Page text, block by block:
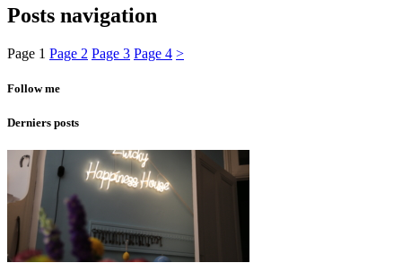
Posts navigation
Page 1 Page 2 Page 3 Page 4 >
Follow me
Derniers posts